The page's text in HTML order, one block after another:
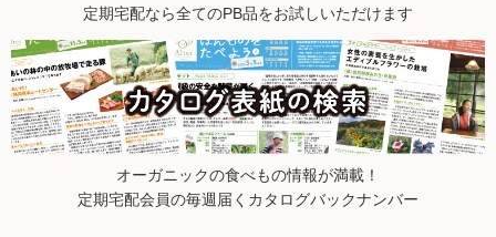
2025.7.12【毎週土曜日更新！】品ものアイテムを更新しまし
た。
2025.7.5【毎週土曜日更新！】品ものアイテムを更新しまし
た。
2025.6.28【毎週土曜日更新！】品ものアイテムを更新しまし
た。
2025.6.21【毎週土曜日更新！】品ものアイテムを更新しまし
定期宅配なら全てのPB品をお試しいただけます
オーガニックの食べもの情報が満載！
定期宅配会員の毎週届くカタログバックナンバー